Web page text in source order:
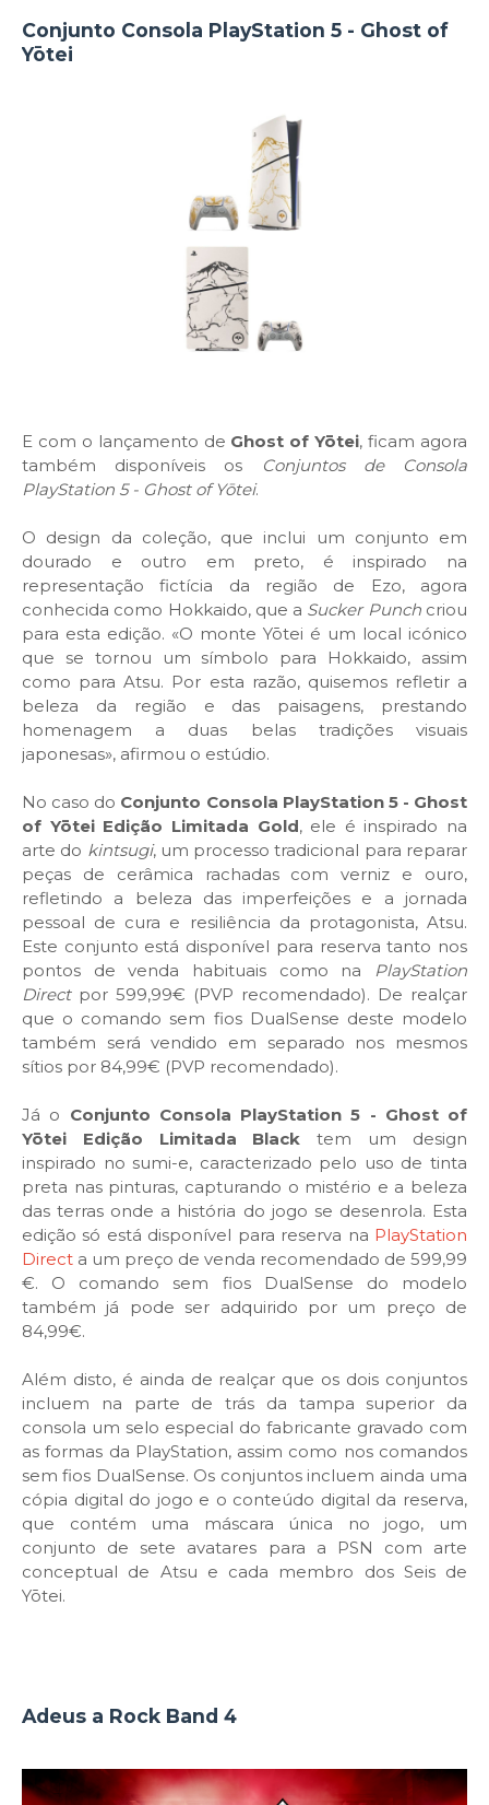
Conjunto Consola PlayStation 5 - Ghost of
Yōtei
E com o lançamento de Ghost of Yōtei, ficam agora
também disponíveis os
Conjuntos de Consola
PlayStation 5 - Ghost of Yōtei.
O design da coleção, que inclui um conjunto em
dourado e outro em preto, é inspirado na
representação fictícia da região de Ezo, agora
conhecida como Hokkaido, que a Sucker Punchcriou
para esta edição. «O monte Yōtei é um local icónico
que se tornou um símbolo para Hokkaido, assim
como para Atsu. Por esta razão, quisemos refletir a
beleza da região e das paisagens, prestando
homenagem a duas belas tradições visuais
japonesas», afirmou o estúdio.
No caso do Conjunto Consola PlayStation 5 - Ghost
of Yōtei Edição Limitada Gold, ele é inspirado na
arte do kintsugi, um processo tradicional para reparar
peças de cerâmica rachadas com verniz e ouro,
refletindo a beleza das imperfeições e a jornada
pessoal de cura e resiliência da protagonista, Atsu.
Este conjunto está disponível para reserva tanto nos
pontos de venda habituais como na PlayStation
Directpor 599,99€ (PVP recomendado). De realçar
que o comando sem fios DualSense deste modelo
também será vendido em separado nos mesmos
sítios por 84,99€ (PVP recomendado).
Já o Conjunto Consola PlayStation 5 - Ghost of
Yōtei Edição Limitada Black tem um design
inspirado no sumi-e, caracterizado pelo uso de tinta
preta nas pinturas, capturando o mistério e a beleza
das terras onde a história do jogo se desenrola. Esta
edição só está disponível para reserva na PlayStation
Direct a um preço de venda recomendado de 599,99
€. O comando sem fios DualSense do modelo
também já pode ser adquirido por um preço de
84,99€.
Além disto, é ainda de realçar que os dois conjuntos
incluem na parte de trás da tampa superior da
consola um selo especial do fabricante gravado com
as formas da PlayStation, assim como nos comandos
sem fios DualSense. Os conjuntos incluem ainda uma
cópia digital do jogo e o conteúdo digital da reserva,
que contém uma máscara única no jogo, um
conjunto de sete avatares para a PSN com arte
conceptual de Atsu e cada membro dos Seis de
Yōtei.
Adeus a Rock Band 4